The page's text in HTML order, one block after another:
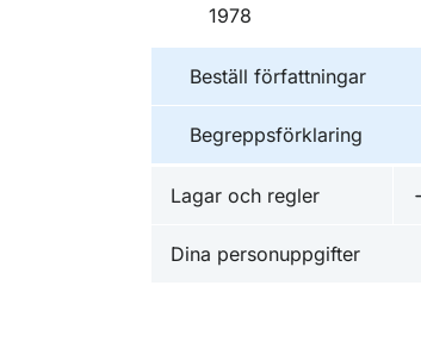
1978
Beställ författningar
Begreppsförklaring
Lagar och regler
Dina personuppgifter